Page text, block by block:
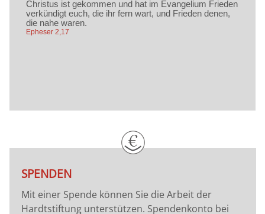
SPENDEN
Mit einer Spende können Sie die Arbeit der
Hardtstiftung unterstützen. Spendenkonto bei